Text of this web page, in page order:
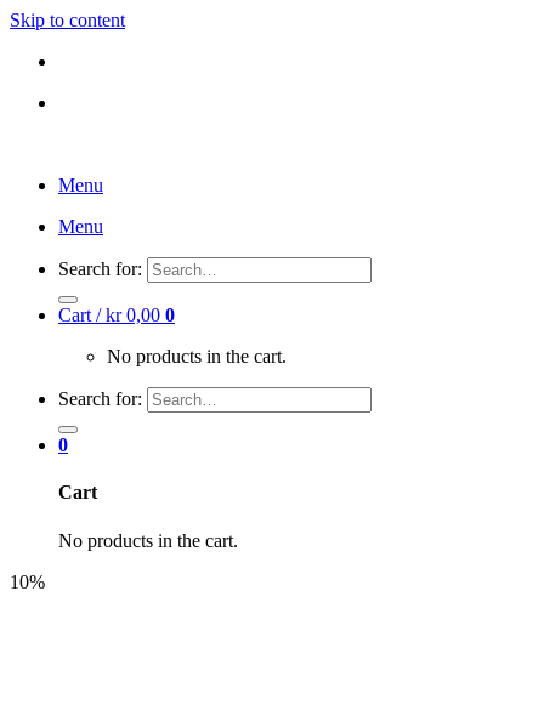
Skip to content
Menu
Menu
Search for:
Cart /kr0,00 0
No products in the cart.
Search for:
0
Cart
No products in the cart.
10%